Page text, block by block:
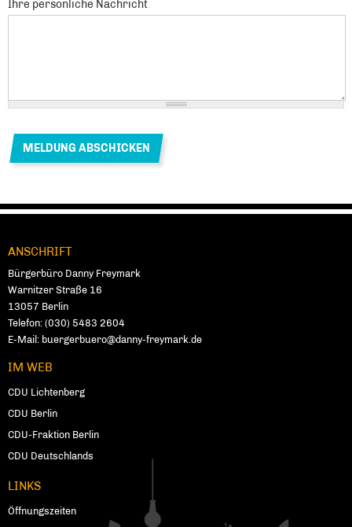
Ihre persönliche Nachricht
Fußbereich
ANSCHRIFT
Bürgerbüro Danny Freymark
Warnitzer Straße 16
13057 Ber­lin
Telefon: (030) 5483 2604
E-Mail: buergerbuero@danny-freymark.de
IM WEB
CDU Lichtenberg
CDU Berlin
CDU-Fraktion Berlin
CDU Deutschlands
LINKS
Öffnungszeiten